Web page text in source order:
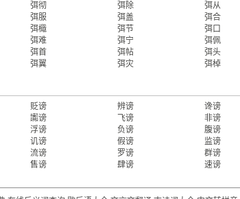
弭彻 弭除 弭从
弭服 弭盖 弭合
弭檝 弭节 弭口
弭难 弭宁 弭佩
弭首 弭帖 弭头
弭翼 弭灾 弭棹
贬谤 辨谤 谗谤
讟谤 飞谤 非谤
浮谤 负谤 腹谤
讥谤 假谤 监谤
流谤 罗谤 群谤
售谤 肆谤 速谤